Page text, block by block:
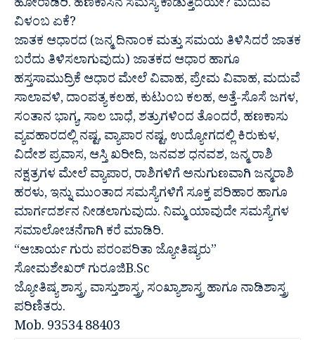
ಹೋರಾಡಿರಿ. ಹಣಕಾಸಿನ ಸಮಸ್ಯೆ ಕಾಡುತ್ತಿದೆಯೇ? ಮದುವೆ
ವಿಳಂಬ ಏಕೆ?
ಜಾತಕ ಆಧಾರದ (ಜನ್ಮ ದಿನಾಂಕ ಮತ್ತು ಸಮಯ ತಿಳಿಸಿದರೆ ಜಾತಕ
ಬರೆದು ತಿಳಿಸಲಾಗುವುದು) ಜಾತಕದ ಆಧಾರ ಹಾಗೂ
ಹಸ್ತಸಾಮುದ್ರಿಕೆ ಆಧಾರ ಮೇಲೆ ವಿವಾಹ, ಪ್ರೇಮ ವಿವಾಹ, ಮದುವೆ
ಸಾಲಾವಳಿ, ದಾಂಪತ್ಯ ಕಲಹ, ಕುಟುಂಬ ಕಲಹ, ಅತ್ತೆ-ಸೊಸೆ ಜಗಳ,
ಸಂತಾನ ಭಾಗ್ಯ, ಸಾಲ ಬಾಧೆ, ಶತ್ರುಗಳಿಂದ ತೊಂದರೆ, ಹಣಕಾಸು
ವ್ಯವಹಾರದಲ್ಲಿ ನಷ್ಟ, ವ್ಯಾಪಾರ ನಷ್ಟ, ಉದ್ಯೋಗದಲ್ಲಿ ಕಿರುಕುಳ,
ವಿದೇಶ ಪ್ರವಾಸ, ಆಸ್ತಿ ಖರೀದಿ, ಜನವಶ ಧನವಶ, ಜನ್ಮ ರಾಶಿ
ನಕ್ಷತ್ರಗಳ ಮೇಲೆ ವ್ಯಾಪಾರ, ರಾಶಿಗಳಿಗೆ ಅನುಗುಣವಾಗಿ ಜನ್ಮರಾಶಿ
ಹರಳು, ಇನ್ನು ಮುಂತಾದ ಸಮಸ್ಯೆಗಳಿಗೆ ಸೂಕ್ತ ಪರಿಹಾರ ಹಾಗೂ
ಮಾರ್ಗದರ್ಶನ ನೀಡಲಾಗುವುದು. ನಿಮ್ಮ ಯಾವುದೇ ಸಮಸ್ಯೆಗಳ
ಸಮಾಲೋಚನೆಗಾಗಿ ಕರೆ ಮಾಡಿರಿ.
“ಆಚಾರ್ಯ ಗುರು ಪರಂಪರಿತಾ ಜ್ಯೋತಿಷ್ಯರು”
ಸೋಮಶೇಖರ್ ಗುರೂಜಿB.Sc
ಜ್ಯೋತಿಷ್ಯ ಶಾಸ್ತ್ರ, ವಾಸ್ತುಶಾಸ್ತ್ರ, ಸಂಖ್ಯಾಶಾಸ್ತ್ರ ಹಾಗೂ ನಾಡಿಶಾಸ್ತ್ರ
ಪರಿಣಿತರು.
Mob. 93534 88403